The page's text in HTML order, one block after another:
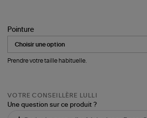
Pointure
Prendre votre taille habituelle.
VOTRE CONSEILLÈRE LULLI
Une question sur ce produit ?